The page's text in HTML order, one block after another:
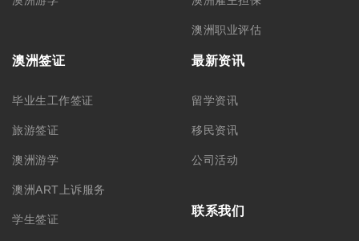
澳洲职业评估
澳洲签证
毕业生工作签证
旅游签证
澳洲游学
澳洲ART上诉服务
学生签证
最新资讯
留学资讯
移民资讯
公司活动
联系我们